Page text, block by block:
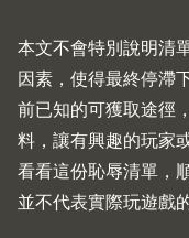
本文不會特別說明清
因素，使得最終停滯
前已知的可獲取途徑
料，讓有興趣的玩家
看看這份恥辱清單，
並不代表實際玩遊戲